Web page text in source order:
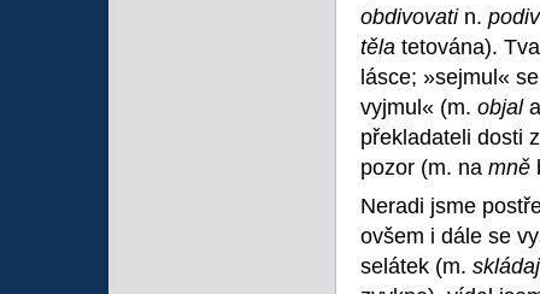
obdivovati n.
těla tetována).
lásce; »sejmul«
vyjmul« (m. objal
překladateli dosti
pozor (m. na mně
Neradi jsme
ovšem i dále se
selátek (m.